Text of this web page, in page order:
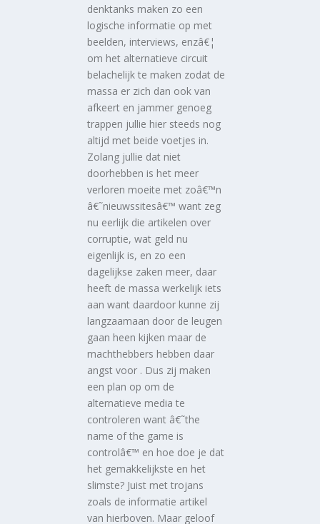
denktanks maken zo een
logische informatie op met
beelden, interviews, enzâ€¦
om het alternatieve circuit
belachelijk te maken zodat de
massa er zich dan ook van
afkeert en jammer genoeg
trappen jullie hier steeds nog
altijd met beide voetjes in.
Zolang jullie dat niet
doorhebben is het meer
verloren moeite met zoâ€™n
â€˜nieuwssitesâ€™ want zeg
nu eerlijk die artikelen over
corruptie, wat geld nu
eigenlijk is, en zo een
dagelijkse zaken meer, daar
heeft de massa werkelijk iets
aan want daardoor kunne zij
langzaamaan door de leugen
gaan heen kijken maar de
machthebbers hebben daar
angst voor . Dus zij maken
een plan op om de
alternatieve media te
controleren want â€˜the
name of the game is
controlâ€™ en hoe doe je dat
het gemakkelijkste en het
slimste? Juist met trojans
zoals de informatie artikel
van hierboven. Maar geloof